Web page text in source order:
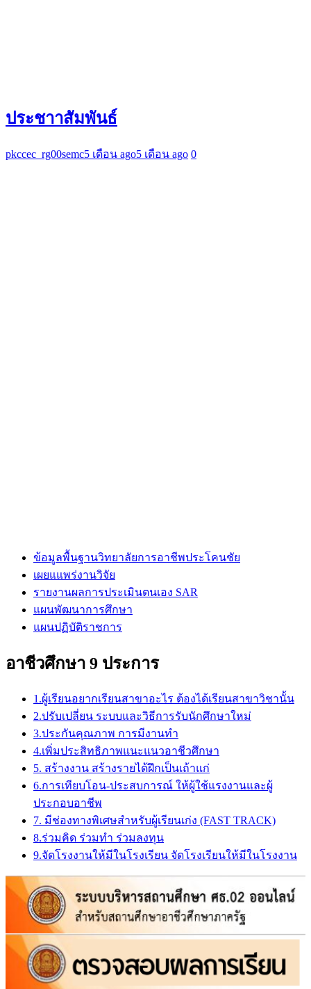
ประชาาสัมพันธ์
pkccec_rg00semc5 เดือน ago5 เดือน ago 0
ข้อมูลพื้นฐานวิทยาลัยการอาชีพประโคนชัย
เผยแแพร่งานวิจัย
รายงานผลการประเมินตนเอง SAR
แผนพัฒนาการศึกษา
แผนปฏิบัติราชการ
อาชีวศึกษา 9 ประการ
1.ผู้เรียนอยากเรียนสาขาอะไร ต้องได้เรียนสาขาวิชานั้น
2.ปรับเปลี่ยน ระบบและวิธีการรับนักศึกษาใหม่
3.ประกันคุณภาพ การมีงานทำ
4.เพิ่มประสิทธิภาพแนะแนวอาชีวศึกษา
5. สร้างงาน สร้างรายได้ฝึกเป็นเถ้าแก่
6.การเทียบโอน-ประสบการณ์ ให้ผู้ใช้แรงงานและผู้
ประกอบอาชีพ
7. มีช่องทางพิเศษสำหรับผู้เรียนเก่ง (FAST TRACK)
8.ร่วมคิด ร่วมทำ ร่วมลงทุน
9.จัดโรงงานให้มีในโรงเรียน จัดโรงเรียนให้มีในโรงงาน